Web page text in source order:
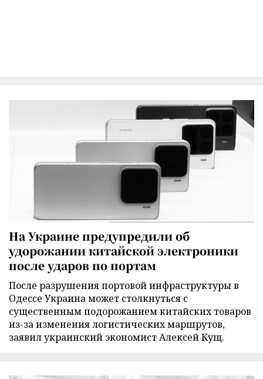
На Украине предупредили об
удорожании китайской электроники
после ударов по портам
После разрушения портовой инфраструктуры в
Одессе Украина может столкнуться с
существенным подорожанием китайских товаров
из-за изменения логистических маршрутов,
заявил украинский экономист Алексей Кущ.